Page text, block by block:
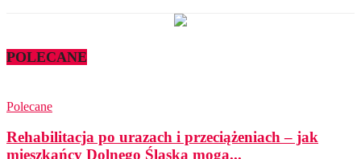
POLECANE
Polecane
Rehabilitacja po urazach i przeciążeniach – jak
mieszkańcy Dolnego Śląska mogą...